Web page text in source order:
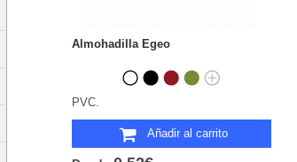
Almohadilla Egeo
PVC.
Añadir al carrito